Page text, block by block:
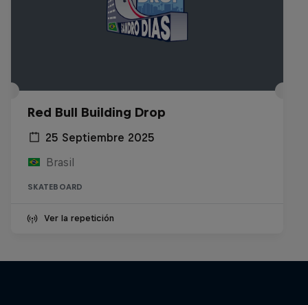
Red Bull Building Drop
25 Septiembre 2025
Brasil
SKATEBOARD
Ver la repetición